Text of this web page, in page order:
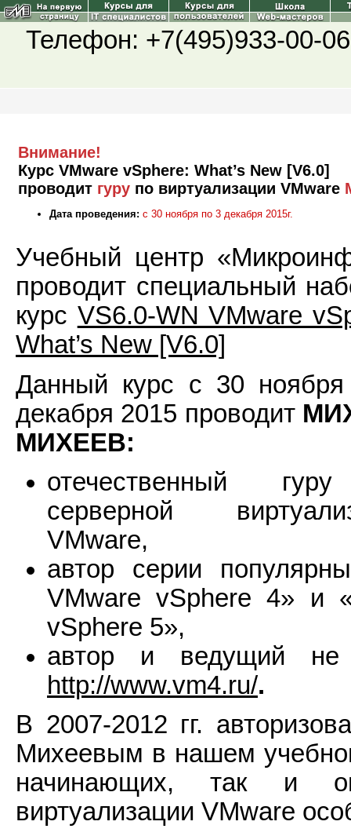
Телефон: +7(495)933-00-
Внимание!
Курс VMware vSphere: What’s New [V6.0]
проводит гуру по виртуализации VMware
Дата проведения: с 30 ноября по 3 декабря 2015г.
Учебный центр
проводит специальный
курс VS6.0-WN VMware
What’s New [V6.0]
Данный курс с 30
декабря 2015 проводит
МИХЕЕВ:
отечественный
серверной
VMware,
автор серии
VMware vSphere 4» и
vSphere 5»,
автор и ведущий не
http://www.vm4.ru/.
В 2007-2012 гг.
Михеевым в нашем
начинающих, так и
виртуализации VMware